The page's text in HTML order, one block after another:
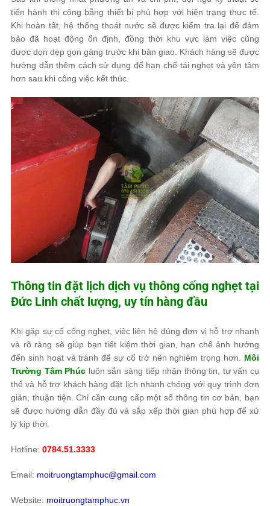
tiến hành thi công bằng thiết bị phù hợp với hiện trạng thực tế.
Khi hoàn tất, hệ thống thoát nước sẽ được kiểm tra lại để đảm
bảo đã hoạt động ổn định, đồng thời khu vực làm việc cũng
được dọn dẹp gọn gàng trước khi bàn giao. Khách hàng sẽ được
hướng dẫn thêm cách sử dụng để hạn chế tái nghẹt và yên tâm
hơn sau khi công việc kết thúc.
Thông tin đặt lịch dịch vụ thông cống nghẹt tại
Đức Linh chất lượng, uy tín hàng đầu
Khi gặp sự cố cống nghẹt, việc liên hệ đúng đơn vị hỗ trợ nhanh
và rõ ràng sẽ giúp bạn tiết kiệm thời gian, hạn chế ảnh hưởng
đến sinh hoạt và tránh để sự cố trở nên nghiêm trọng hơn. Môi
Trường Tâm Phúc luôn sẵn sàng tiếp nhận thông tin, tư vấn cụ
thể và hỗ trợ khách hàng đặt lịch nhanh chóng với quy trình đơn
giản, thuận tiện. Chỉ cần cung cấp một số thông tin cơ bản, bạn
sẽ được hướng dẫn đầy đủ và sắp xếp thời gian phù hợp để xử
lý kịp thời.
Hotline: 0784.51.3333
Email: moitruongtamphuc@gmail.com
Website: moitruongtamphuc.vn